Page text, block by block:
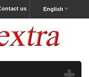
English
us